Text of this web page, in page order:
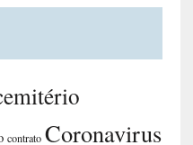
contrato Coronavirus